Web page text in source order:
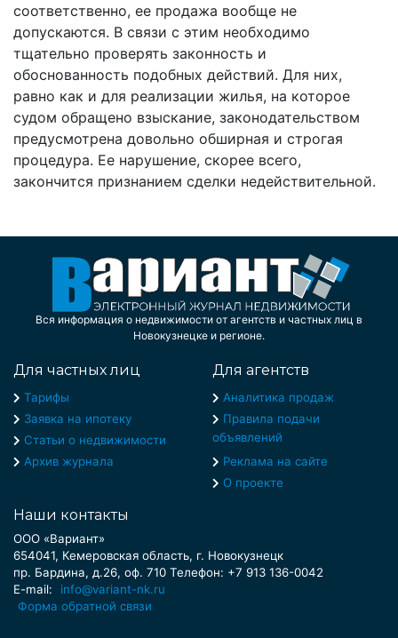
соответственно, ее продажа вообще не
допускаются. В связи с этим необходимо
тщательно проверять законность и
обоснованность подобных действий. Для них,
равно как и для реализации жилья, на которое
судом обращено взыскание, законодательством
предусмотрена довольно обширная и строгая
процедура. Ее нарушение, скорее всего,
закончится признанием сделки недействительной.
Вся информация о недвижимости от агентств и частных лиц в
Новокузнецке и регионе.
Для частных лиц
Тарифы
Заявка на ипотеку
Статьи о недвижимости
Архив журнала
Для агентств
Аналитика продаж
Правила подачи
объявлений
Реклама на сайте
О проекте
Наши контакты
ООО «Вариант»
654041, Кемеровская область, г. Новокузнецк
пр. Бардина, д.26, оф. 710 Телефон: +7 913 136-0042
E-mail:
info@variant-nk.ru
Форма обратной связи